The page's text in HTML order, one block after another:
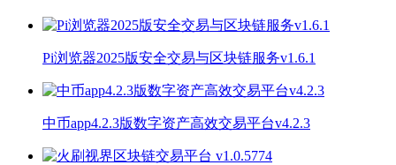
Pi浏览器2025版安全交易与区块链服务v1.6.1
中币app4.2.3版数字资产高效交易平台v4.2.3